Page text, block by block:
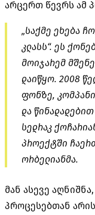
არცერთ წევრს ამ
„საქმე ეხება
კლასს“. ეს
მოიჯარემ
დაიწყო. 2008
ფონზე,
და
სედრაკ
პროექტში
ორბელიანმა.
მან ასევე
პროცესებთან